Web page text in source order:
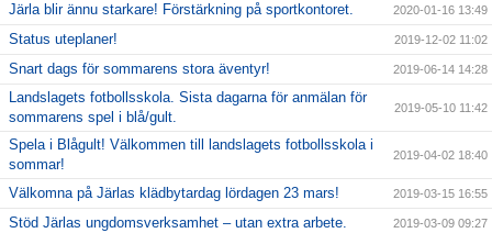
Järla blir ännu starkare! Förstärkning på sportkontoret. 2020-01-16 13:49
Status uteplaner! 2019-12-02 11:02
Snart dags för sommarens stora äventyr! 2019-06-14 14:28
Landslagets fotbollsskola. Sista dagarna för anmälan för
sommarens spel i blå/gult.
2019-05-10 11:42
Spela i Blågult! Välkommen till landslagets fotbollsskola i
sommar!
2019-04-02 18:40
Välkomna på Järlas klädbytardag lördagen 23 mars! 2019-03-15 16:55
Stöd Järlas ungdomsverksamhet – utan extra arbete. 2019-03-09 09:27